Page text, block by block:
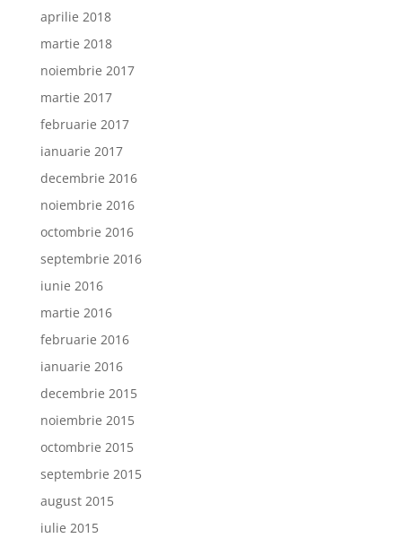
aprilie 2018
martie 2018
noiembrie 2017
martie 2017
februarie 2017
ianuarie 2017
decembrie 2016
noiembrie 2016
octombrie 2016
septembrie 2016
iunie 2016
martie 2016
februarie 2016
ianuarie 2016
decembrie 2015
noiembrie 2015
octombrie 2015
septembrie 2015
august 2015
iulie 2015